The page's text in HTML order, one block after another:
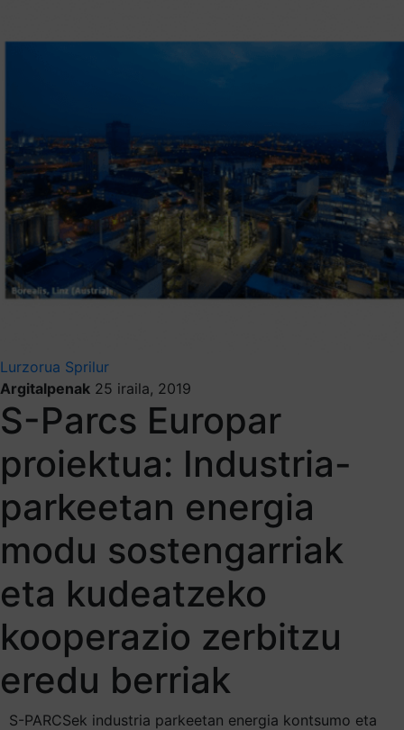
Lurzorua Sprilur
Argitalpenak 25 iraila, 2019
S-Parcs Europar
proiektua: Industria-
parkeetan energia
modu sostengarriak
eta kudeatzeko
kooperazio zerbitzu
eredu berriak
S-PARCSek industria parkeetan energia kontsumo eta